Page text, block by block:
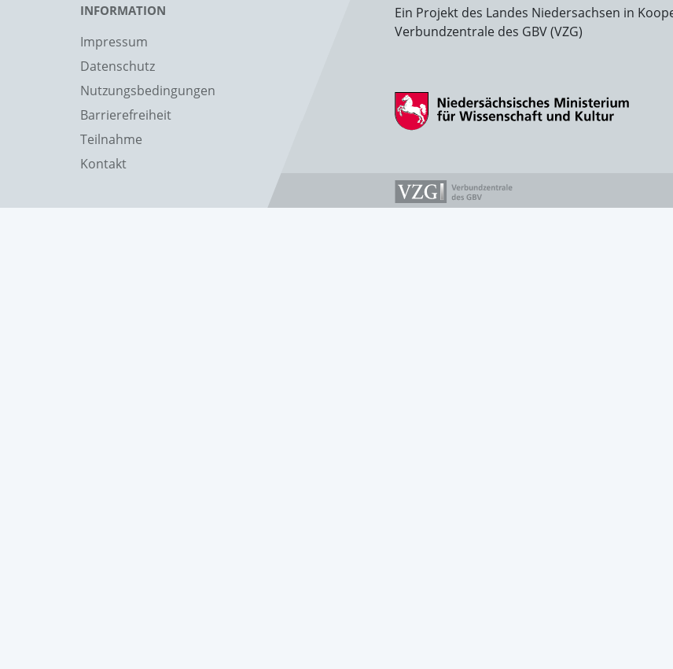
INFORMATION
Impressum
Datenschutz
Nutzungsbedingungen
Barrierefreiheit
Teilnahme
Kontakt
Ein Projekt des Landes Niedersachsen in
Verbundzentrale des GBV (VZG)